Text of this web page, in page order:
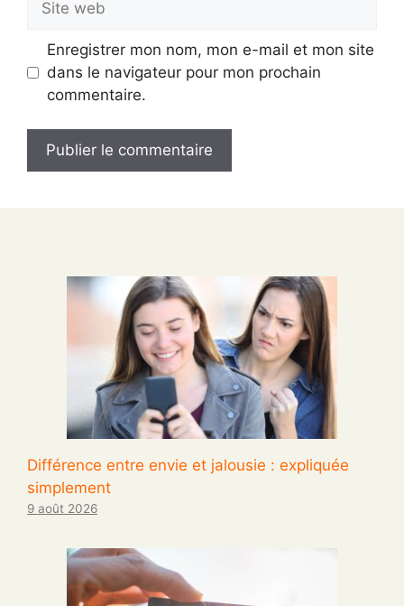
web
Enregistrer mon nom, mon e-mail et mon site
dans le navigateur pour mon prochain
commentaire.
Différence entre envie et jalousie : expliquée
simplement
9 août 2026